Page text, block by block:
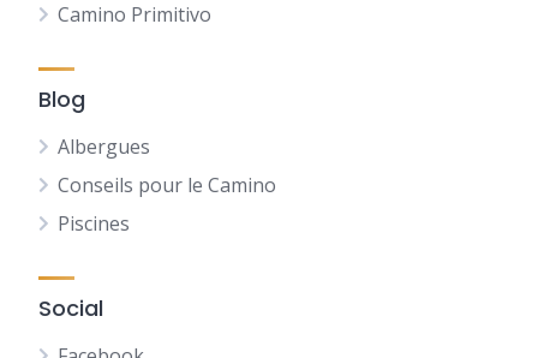
Camino Primitivo
Blog
Albergues
Conseils pour le Camino
Piscines
Social